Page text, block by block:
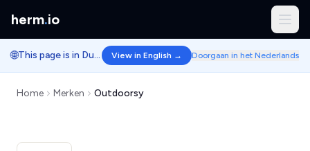
herm.io
🌐 This page is in Dutch. View in English → Doorgaan in het Nederlands
Home Merken Outdoorsy